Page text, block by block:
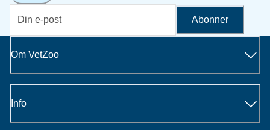
Abonner
Om VetZoo
Info